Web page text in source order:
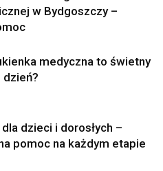
w Bydgoszczy –
medyczna to świetny
dzień?
dzieci i dorosłych –
pomoc na każdym etapie